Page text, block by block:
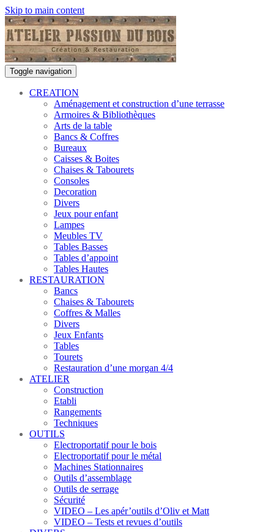
Skip to main content
Toggle navigation
CREATION
Aménagement et construction d’une terrasse
Armoires & Bibliothèques
Arts de la table
Bancs & Coffres
Bureaux
Caisses & Boites
Chaises & Tabourets
Consoles
Decoration
Divers
Jeux pour enfant
Lampes
Meubles TV
Tables Basses
Tables d’appoint
Tables Hautes
RESTAURATION
Bancs
Chaises & Tabourets
Coffres & Malles
Divers
Jeux Enfants
Tables
Tourets
Restauration d’une morgan 4/4
ATELIER
Construction
Etabli
Rangements
Techniques
OUTILS
Electroportatif pour le bois
Electroportatif pour le métal
Machines Stationnaires
Outils d’assemblage
Outils de serrage
Sécurité
VIDEO – Les apér’outils d’Oliv et Matt
VIDEO – Tests et revues d’outils